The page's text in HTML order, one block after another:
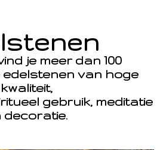
je meer dan 100
van hoge
kwaliteit,
gebruik, meditatie
decoratie.